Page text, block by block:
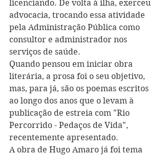
licenciando. De volta à ilha, exerceu
advocacia, trocando essa atividade
pela Administração Pública como
consultor e administrador nos
serviços de saúde.
Quando pensou em iniciar obra
literária, a prosa foi o seu objetivo,
mas, para já, são os poemas escritos
ao longo dos anos que o levam à
publicação de estreia com "Rio
Percorrido - Pedaços de Vida",
recentemente apresentado.
A obra de Hugo Amaro já foi tema